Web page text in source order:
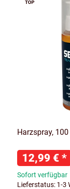
TOP
Harzspray,
12,99 € *
Sofort verfügbar
Lieferstatus: 1-3